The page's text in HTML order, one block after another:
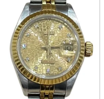
Rolex GMT Master II
126710BLNR
ราคารับซื้ออ้างอิง
THB 683,714.78
รับซื้อเมื่อ : มิถุนายน 2026